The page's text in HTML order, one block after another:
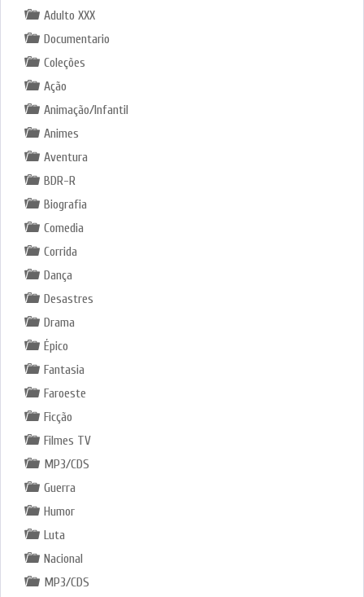
Adulto XXX
Documentario
Coleções
Ação
Animação/Infantil
Animes
Aventura
BDR-R
Biografia
Comedia
Corrida
Dança
Desastres
Drama
Épico
Fantasia
Faroeste
Ficção
Filmes TV
MP3/CDS
Guerra
Humor
Luta
Nacional
MP3/CDS